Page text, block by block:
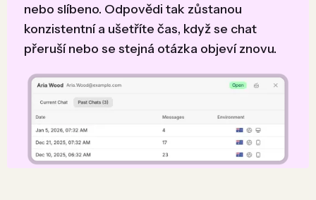
nebo slíbeno. Odpovědi tak zůstanou
konzistentní a ušetříte čas, když se chat
přeruší nebo se stejná otázka objeví znovu.